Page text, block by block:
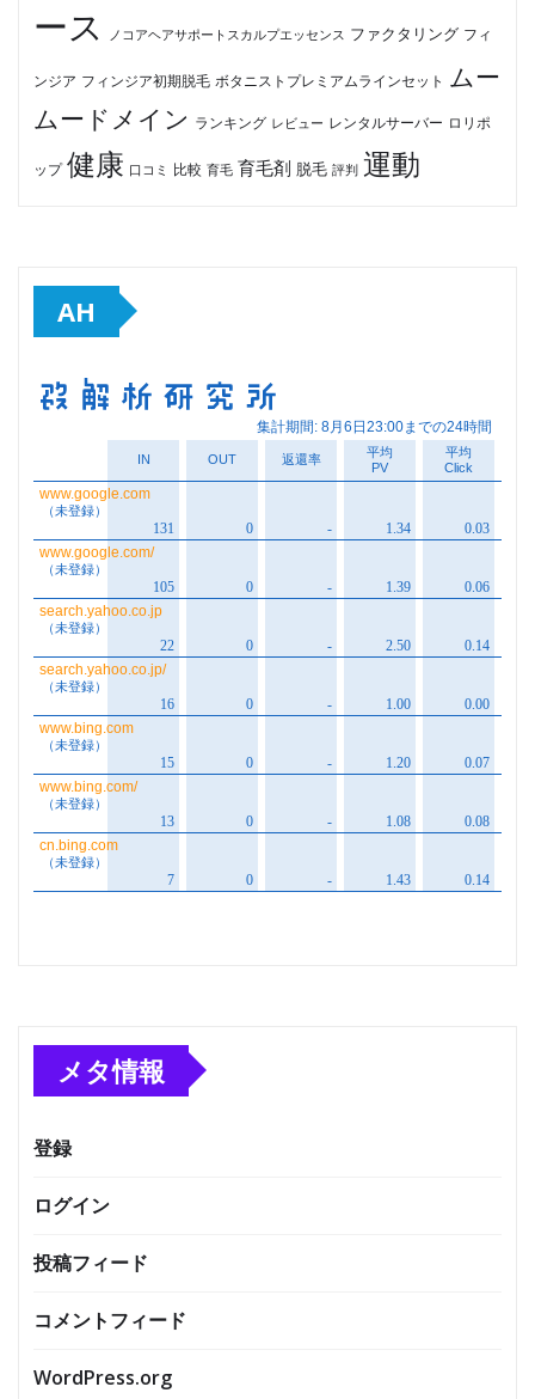
ース
ノコアヘアサポートスカルプエッセンス ファクタリング フィ
ンジア フィンジア初期脱毛 ボタニストプレミアムラインセット ムー
ムードメイン ランキング レビュー レンタルサーバー ロリポ
ップ 健康 口コミ 比較 育毛 育毛剤 脱毛 評判 運動
AH
メタ情報
登録
ログイン
投稿フィード
コメントフィード
WordPress.org